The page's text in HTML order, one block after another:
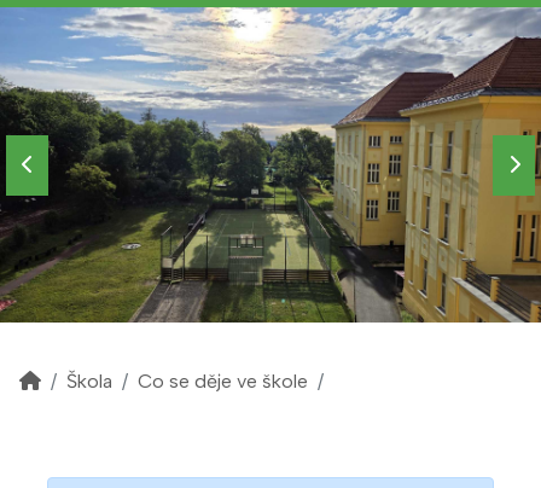
Škola Co se děje ve škole